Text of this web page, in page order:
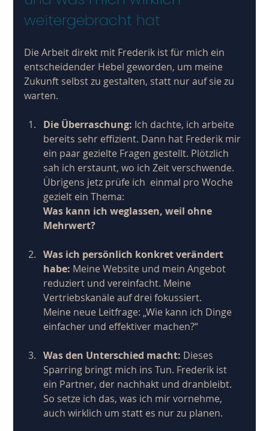
weitergebracht hat
Die Arbeit direkt mit Frederik ist für mich ein
entscheidender Hebel geworden, um meine
Zukunft selbst zu gestalten, statt nur auf sie zu
warten.
Die Überraschung: Ich dachte, ich arbeite
bereits sehr effizient. Dann hat Frederik mir
ein paar gezielte Fragen gestellt. Plötzlich
sah ich erstaunt, wo ich Zeit verschwende.
Übrigens jetz prüfe ich  einmal pro Woche
gezielt ein Thema:
Was kann ich weglassen, weil ohne
Mehrwert?
Was ich persönlich konkret verändert
habe: Meine Website und mein Angebot
reduziert und vereinfacht. Meine
Vertriebskanäle auf drei fokussiert.
Meine neue Leitfrage: „Wie kann ich Dinge
einfacher und effektiver machen?“
Was den Unterschied macht: Dieses
Sparring bringt mich ins Tun. Frederik ist
ein Partner, der nachhakt und dranbleibt.
So setze ich das, was ich mir vornehme,
auch wirklich um statt es nur zu planen.